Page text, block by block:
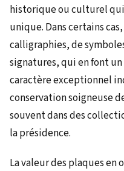
historique ou culturel
unique. Dans certains
calligraphies, de
signatures, qui en font
caractère exceptionnel
conservation soigneuse
souvent dans des
la présidence.
La valeur des plaques en